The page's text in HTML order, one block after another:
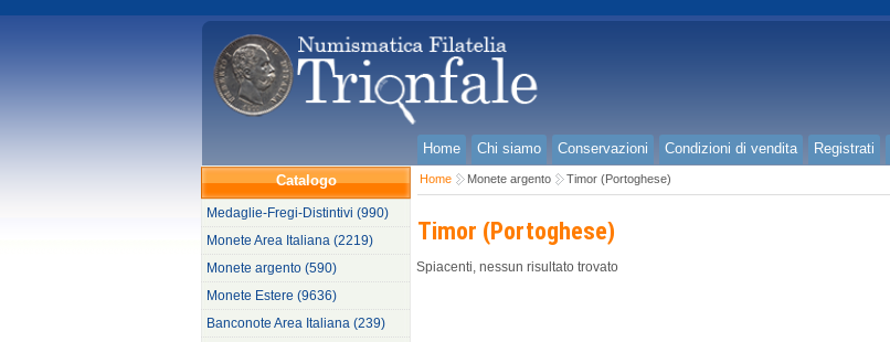
Home Chi siamo Conservazioni Condizioni di vendita Registrati
Catalogo
Medaglie-Fregi-Distintivi (990)
Monete Area Italiana (2219)
Monete argento (590)
Monete Estere (9636)
Banconote Area Italiana (239)
Home Monete argento Timor (Portoghese)
Timor (Portoghese)
Spiacenti, nessun risultato trovato